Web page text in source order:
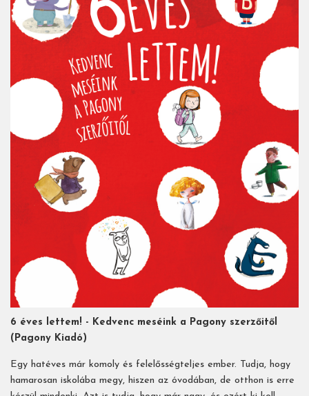
6 éves lettem! - Kedvenc meséink a Pagony szerzőitől
(Pagony Kiadó)
Egy hatéves már komoly és felelősségteljes ember. Tudja, hogy
hamarosan iskolába megy, hiszen az óvodában, de otthon is erre